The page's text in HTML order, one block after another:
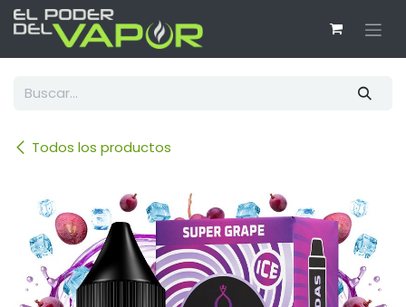
Ir al contenido
Todos los productos